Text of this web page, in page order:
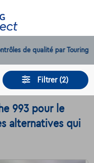
Touring
Filtrer (2)
993 pour le
alternatives qui